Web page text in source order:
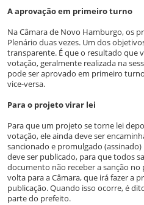
A aprovação em primeiro turno
Na Câmara de Novo Hamburgo, os
Plenário duas vezes. Um dos
transparente. É que o resultado que
votação, geralmente realizada na
pode ser aprovado em primeiro
vice-versa.
Para o projeto virar lei
Para que um projeto se torne lei
votação, ele ainda deve ser
sancionado e promulgado
deve ser publicado, para que todos
documento não receber a sanção no
volta para a Câmara, que irá fazer a
publicação. Quando isso ocorre, é
parte do prefeito.